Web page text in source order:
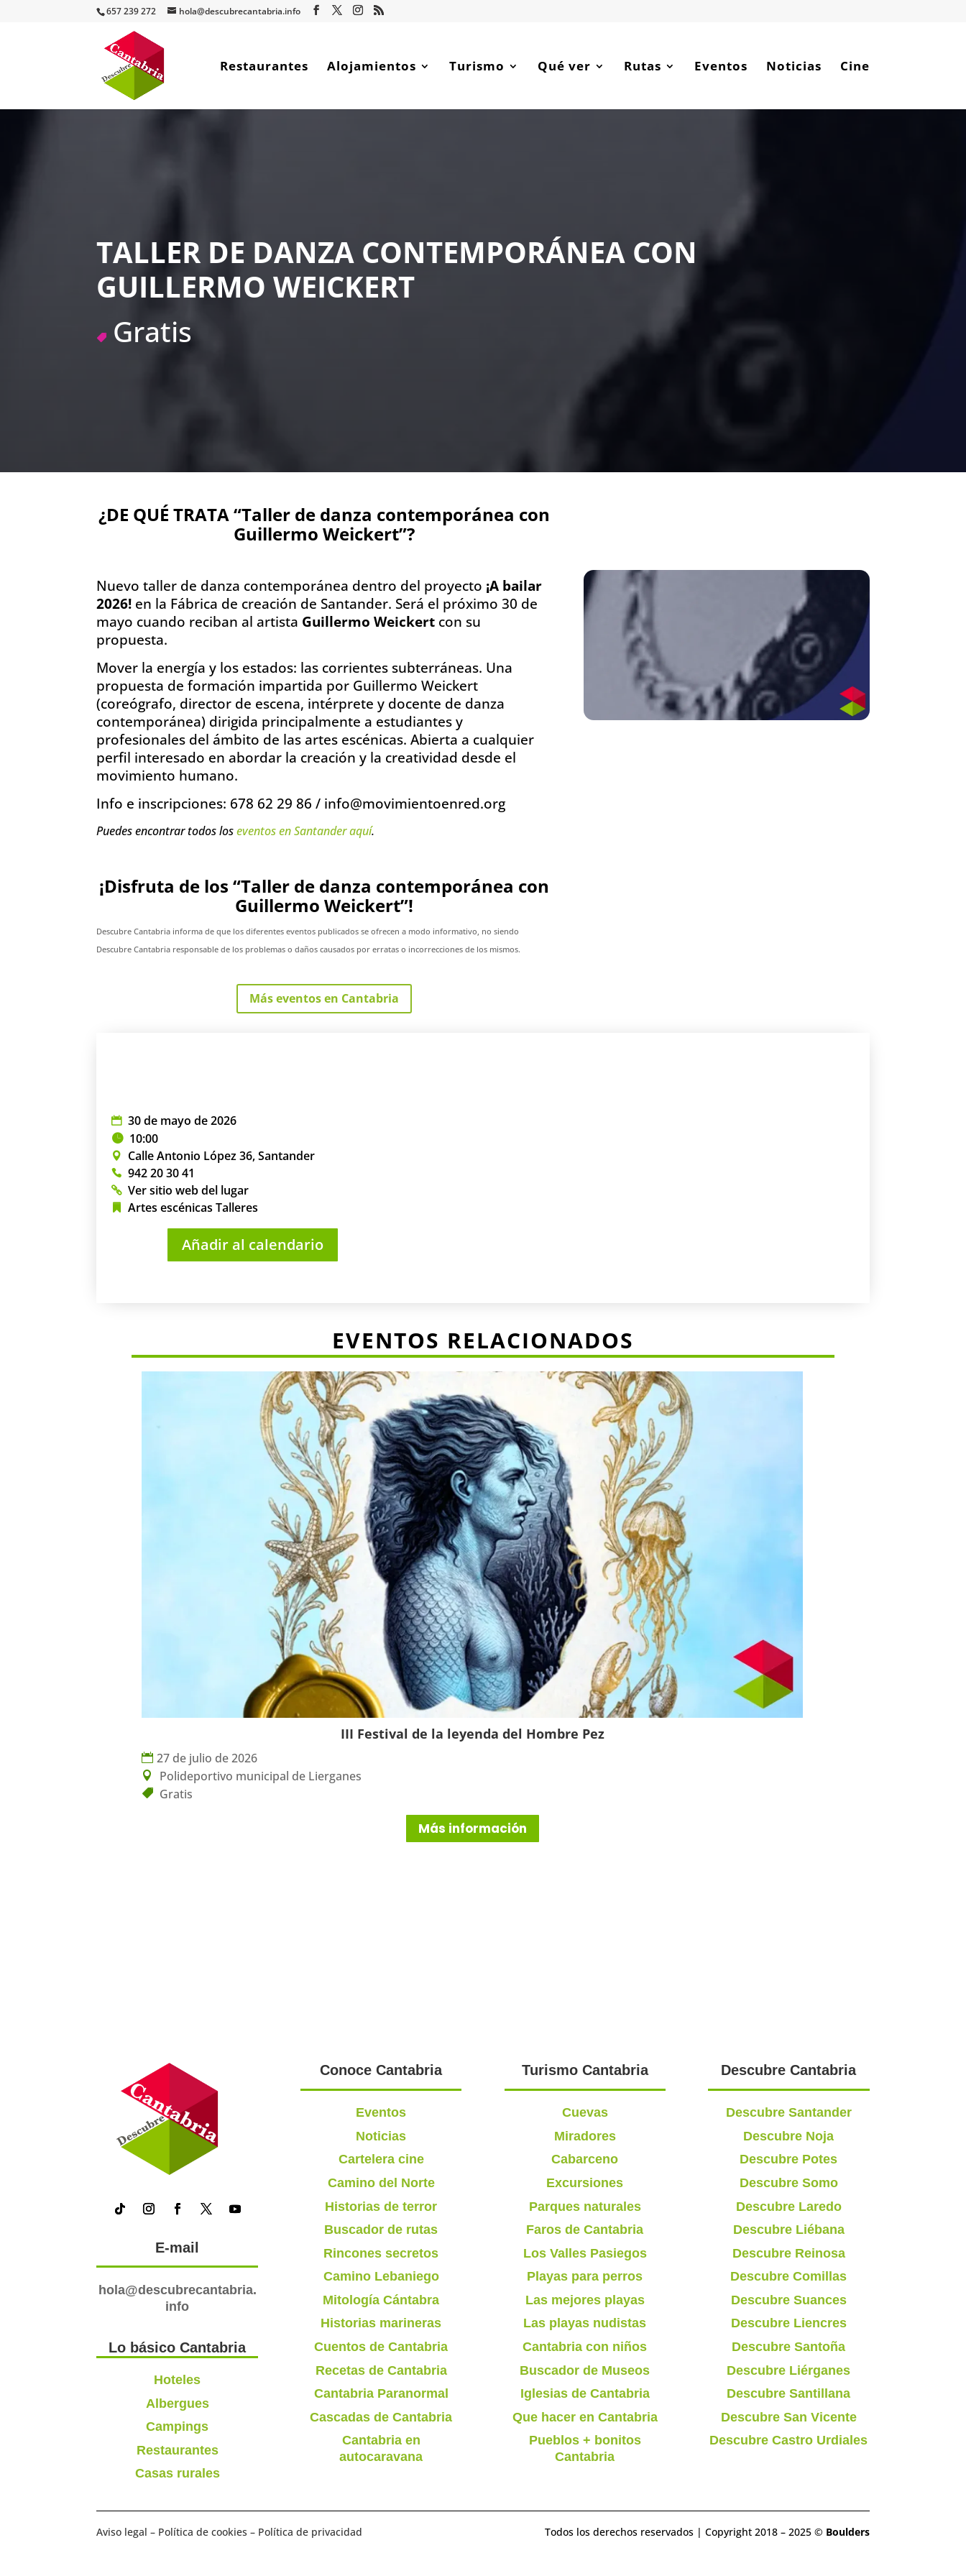
657 239 272 hola@descubrecantabria.info
Restaurantes Alojamientos Turismo Qué ver Rutas Eventos Noticias Cine
TALLER DE DANZA CONTEMPORÁNEA CON
GUILLERMO WEICKERT
Gratis
¿DE QUÉ TRATA “Taller de danza contemporánea con
Guillermo Weickert”?
Nuevo taller de danza contemporánea dentro del proyecto ¡A bailar
2026! en la Fábrica de creación de Santander. Será el próximo 30 de
mayo cuando reciban al artista Guillermo Weickert con su
propuesta.
Mover la energía y los estados: las corrientes subterráneas. Una
propuesta de formación impartida por Guillermo Weickert
(coreógrafo, director de escena, intérprete y docente de danza
contemporánea) dirigida principalmente a estudiantes y
profesionales del ámbito de las artes escénicas. Abierta a cualquier
perfil interesado en abordar la creación y la creatividad desde el
movimiento humano.
Info e inscripciones: 678 62 29 86 / info@movimientoenred.org
Puedes encontrar todos loseventos en Santanderaquí.
¡Disfruta de los “Taller de danza contemporánea con
Guillermo Weickert”!
Descubre Cantabria informa de que los diferentes eventos publicados se ofrecen a modo informativo, no siendo
Descubre Cantabria responsable de los problemas o daños causados por erratas o incorrecciones de los mismos.
Más eventos en Cantabria
30 de mayo de 2026
10:00
Calle Antonio López 36, Santander
942 20 30 41
Ver sitio web del lugar
Artes escénicas Talleres
Añadir al calendario
EVENTOS RELACIONADOS
III Festival de la leyenda del Hombre Pez
27 de julio de 2026
Polideportivo municipal de Lierganes
Gratis
Más información
E-mail
hola@descubrecantabria.
info
Lo básico Cantabria
Hoteles
Albergues
Campings
Restaurantes
Casas rurales
Conoce Cantabria
Eventos
Noticias
Cartelera cine
Camino del Norte
Historias de terror
Buscador de rutas
Rincones secretos
Camino Lebaniego
Mitología Cántabra
Historias marineras
Cuentos de Cantabria
Recetas de Cantabria
Cantabria Paranormal
Cascadas de Cantabria
Cantabria en
autocaravana
Turismo Cantabria
Cuevas
Miradores
Cabarceno
Excursiones
Parques naturales
Faros de Cantabria
Los Valles Pasiegos
Playas para perros
Las mejores playas
Las playas nudistas
Cantabria con niños
Buscador de Museos
Iglesias de Cantabria
Que hacer en Cantabria
Pueblos + bonitos
Cantabria
Descubre Cantabria
Descubre Santander
Descubre Noja
Descubre Potes
Descubre Somo
Descubre Laredo
Descubre Liébana
Descubre Reinosa
Descubre Comillas
Descubre Suances
Descubre Liencres
Descubre Santoña
Descubre Liérganes
Descubre Santillana
Descubre San Vicente
Descubre Castro Urdiales
Aviso legal – Política de cookies – Política de privacidad Todos los derechos reservados | Copyright 2018 – 2025 © Boulders